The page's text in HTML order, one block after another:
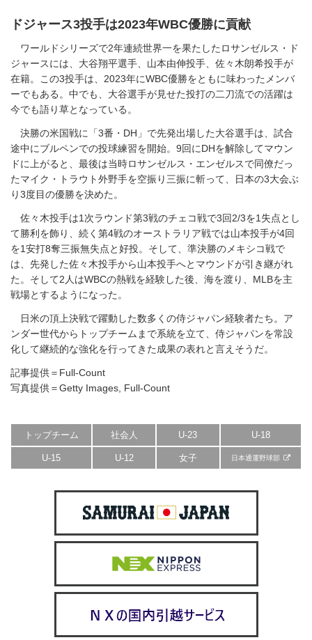
ドジャース3投手は2023年WBC優勝に貢献
ワールドシリーズで2年連続世界一を果たしたロサンゼルス・ド
ジャースには、大谷翔平選手、山本由伸投手、佐々木朗希投手が
在籍。この3投手は、2023年にWBC優勝をともに味わったメンバ
ーでもある。中でも、大谷選手が見せた投打の二刀流での活躍は
今でも語り草となっている。
決勝の米国戦に「3番・DH」で先発出場した大谷選手は、試合
途中にブルペンでの投球練習を開始。9回にDHを解除してマウン
ドに上がると、最後は当時ロサンゼルス・エンゼルスで同僚だっ
たマイク・トラウト外野手を空振り三振に斬って、日本の3大会ぶ
り3度目の優勝を決めた。
佐々木投手は1次ラウンド第3戦のチェコ戦で3回2/3を1失点とし
て勝利を飾り、続く第4戦のオーストラリア戦では山本投手が4回
を1安打8奪三振無失点と好投。そして、準決勝のメキシコ戦で
は、先発した佐々木投手から山本投手へとマウンドが引き継がれ
た。そして2人はWBCの熱戦を経験した後、海を渡り、MLBを主
戦場とするようになった。
日米の頂上決戦で躍動した数多くの侍ジャパン経験者たち。ア
ンダー世代からトップチームまで系統を立て、侍ジャパンを常設
化して継続的な強化を行ってきた成果の表れと言えそうだ。
記事提供＝Full-Count
写真提供＝Getty Images, Full-Count
トップチーム 社会人 U-23 U-18
U-15 U-12 女子 日本通運野球部